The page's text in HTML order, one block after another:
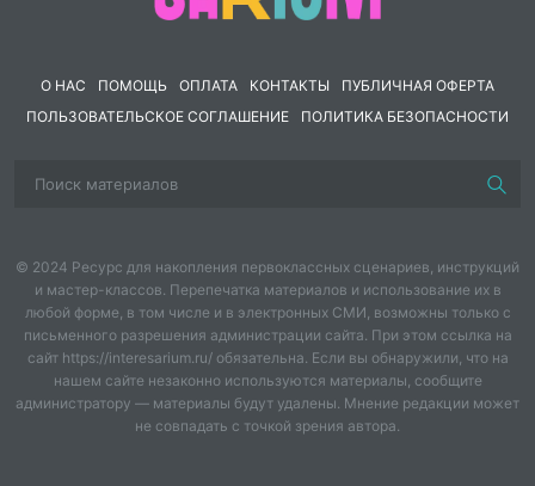
скучно мне, тоскливо.
сделать?
нибудь предложи! Ой-ой-ой-скука.
красавиц кликнуть?
Водяной: А ну-ка, валяй, клич.
Помощница:Девицы-красавицы, любушки-
голубушки, а ну пожалуйте к самому!
(девушки водят хоровод под спокойную музыку)
О НАС ПОМОЩЬ ОПЛАТА КОНТАКТЫ
ПУБЛИЧНАЯ ОФЕРТА
ПОЛЬЗОВАТЕЛЬСКОЕ СОГЛАШЕНИЕ
ПОЛИТИКА БЕЗОПАСНОСТИ
© 2024 Ресурс для накопления первоклассных сценариев, инструкций
и мастер-классов. Перепечатка материалов и использование их в
любой форме, в том числе и в электронных СМИ, возможны только с
письменного разрешения администрации сайта. При этом ссылка на
сайт https://interesarium.ru/ обязательна. Если вы обнаружили, что на
нашем сайте незаконно используются материалы, сообщите
администратору — материалы будут удалены. Мнение редакции может
не совпадать с точкой зрения автора.